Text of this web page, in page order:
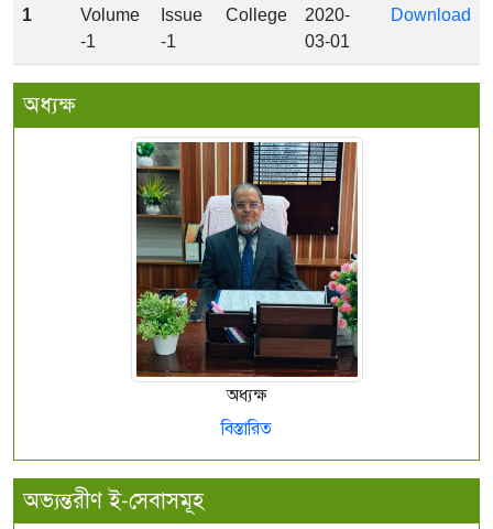
1
Volume
-1
Issue
-1
College
2020-
03-01
Download
অধ্যক্ষ
অধ্যক্ষ
বিস্তারিত
অভ্যন্তরীণ ই-সেবাসমূহ